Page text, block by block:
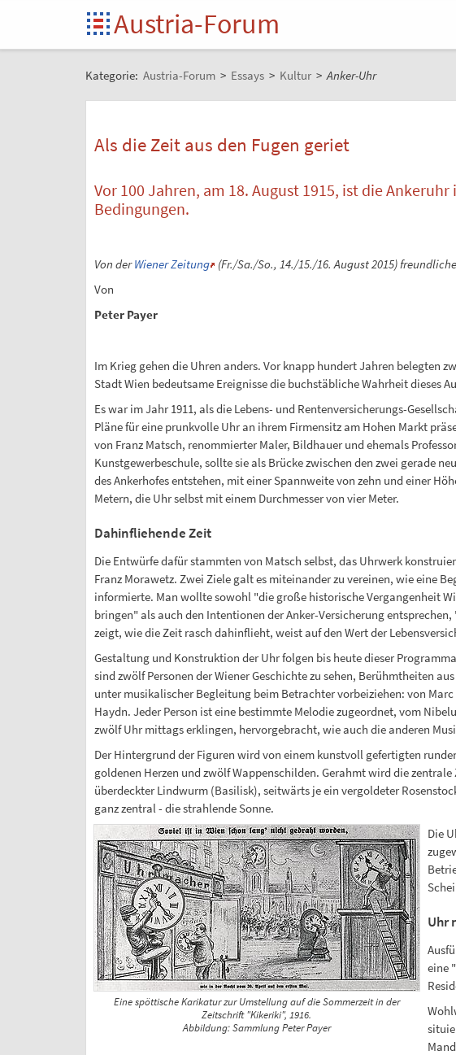
Austria-Forum
Kategorie: Austria-Forum > Essays > Kultur > Anker-Uhr
Als die Zeit aus den Fugen geriet
Vor 100 Jahren, am 18. August 1915, ist die
Bedingungen.
Von derWiener Zeitung
(Fr./Sa./So., 14./15./16. August 2015)
Von
Peter Payer
Im Krieg gehen die Uhren anders. Vor knapp hundert Jahren belegten
Stadt Wien bedeutsame Ereignisse die buchstäbliche Wahrheit dieses
Es war im Jahr 1911, als die Lebens- und Rentenversicherungs-
Pläne für eine prunkvolle Uhr an ihrem Firmensitz am Hohen Markt
von Franz Matsch, renommierter Maler, Bildhauer und ehemals
Kunstgewerbeschule, sollte sie als Brücke zwischen den zwei gerade
des Ankerhofes entstehen, mit einer Spannweite von zehn und einer
Metern, die Uhr selbst mit einem Durchmesser von vier Meter.
Dahinfliehende Zeit
Die Entwürfe dafür stammten von Matsch selbst, das Uhrwerk
Franz Morawetz. Zwei Ziele galt es miteinander zu vereinen, wie eine
informierte. Man wollte sowohl "die große historische Vergangenheit
bringen" als auch den Intentionen der Anker-Versicherung entsprechen,
zeigt, wie die Zeit rasch dahinflieht, weist auf den Wert der
Gestaltung und Konstruktion der Uhr folgen bis heute dieser
sind zwölf Personen der Wiener Geschichte zu sehen, Berühmtheiten
unter musikalischer Begleitung beim Betrachter vorbeiziehen: von
Haydn. Jeder Person ist eine bestimmte Melodie zugeordnet, vom
zwölf Uhr mittags erklingen, hervorgebracht, wie auch die anderen
Der Hintergrund der Figuren wird von einem kunstvoll gefertigten
goldenen Herzen und zwölf Wappenschilden. Gerahmt wird die
überdeckter Lindwurm (Basilisk), seitwärts je ein vergoldeter
ganz zentral - die strahlende Sonne.
Eine spöttische Karikatur zur Umstellung auf die Sommerzeit in der
Zeitschrift "Kikeriki", 1916.
Abbildung: Sammlung Peter Payer
Die
Uhr
eine